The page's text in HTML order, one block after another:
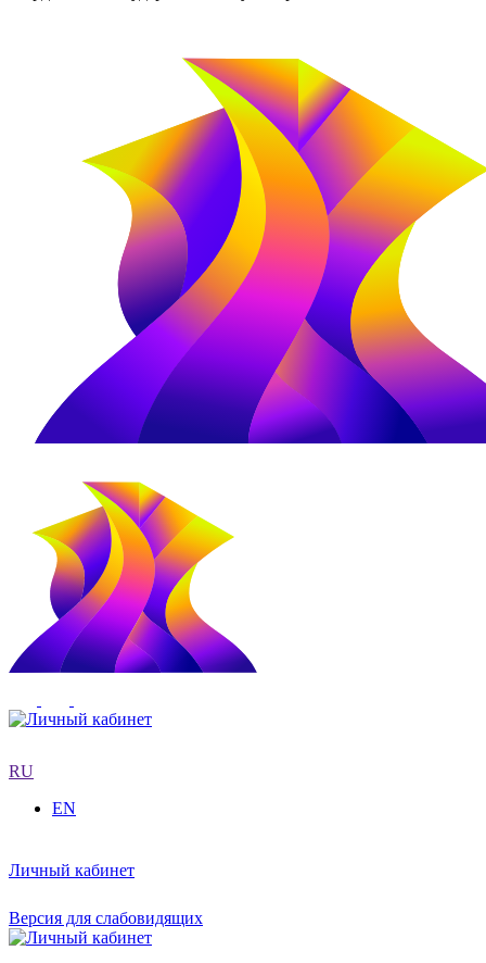
RU
EN
Личный кабинет
Версия для слабовидящих